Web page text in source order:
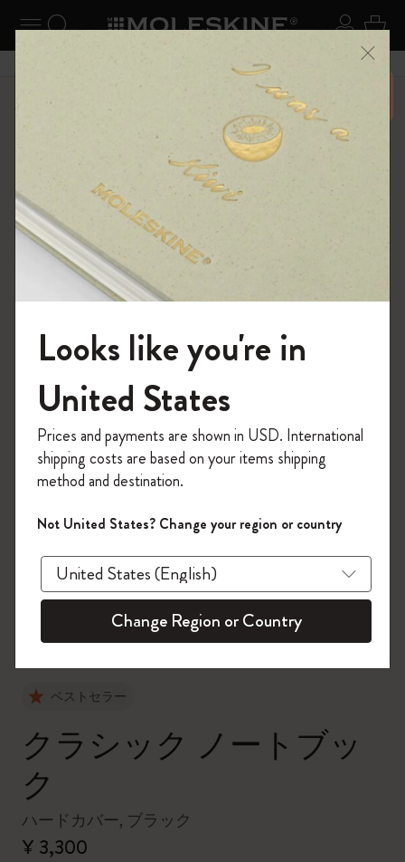
ナビゲーションの切替 ログ
検索 (キーワードなど) カ
6,500円以上のご購入で送料無料 メニ
ーを閉じる
ショップ The Original Notebook
ベストセラー
クラシック ノートブッ
ク
ハードカバー, ブラック
¥ 3,300
モレスキンの世界へようこそ
「WELCOME10」を入力すると、初回注
文が10%オフ＋送料無料になります。セ
ール・アウトレット品は適用外。
Moleskineアカウントを作成して限定オフ
ァーや会員特典、さらに多くのインスピ
レーションを手に入れましょう。
今すぐ会員登録 !
Looks like you're in
United States
Prices and payments are shown in USD. International
shipping costs are based on your items shipping
method and destination.
Not United States? Change your region or country
Change Region or Country